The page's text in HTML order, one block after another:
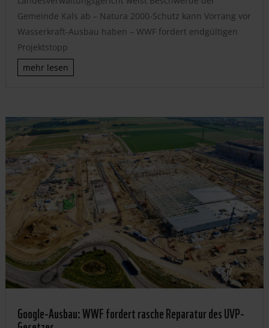
Gemeinde Kals ab – Natura 2000-Schutz kann Vorrang vor
Wasserkraft-Ausbau haben – WWF fordert endgültigen
Projektstopp
mehr lesen
Google-Ausbau: WWF fordert rasche Reparatur des UVP-